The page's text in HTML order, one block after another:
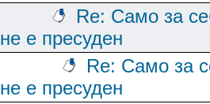
Re: Само за
не е пресуден
Re: Само за
не е пресуден